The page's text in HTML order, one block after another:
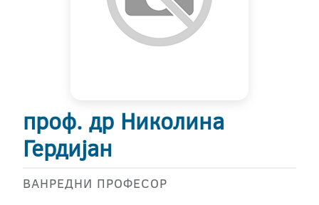
проф. др Николина
Гердијан
ВАНРЕДНИ ПРОФЕСОР